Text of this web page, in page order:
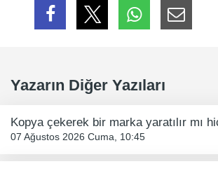
Yazarın Diğer Yazıları
Kopya çekerek bir marka yaratılır mı
07 Ağustos 2026 Cuma, 10:45